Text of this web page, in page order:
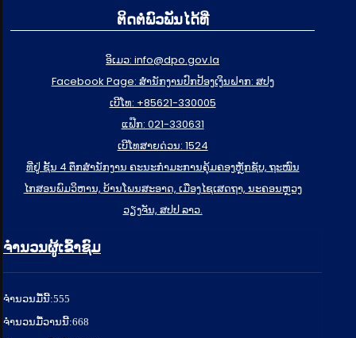
ຕິດຕໍ່ພົວພັນໄດ້ທີ່
ອິເມວ: info@dpo.gov.la
Facebook Page: ສໍານັກງານປົກປ້ອງເງິນຝາກ: ສປງ
ເບີໂທ: +85621-330005
ແຟ໊ກ: 021-330631
ເບີໂທສາຍດ່ວນ: 1524
ທີ່ຢູ່ ຊັ້ນ 4 ຕຶກສຳນັກງານ ຄະນະກຳມະການຄຸ້ມຄອງຫຼັກຊັບ, ຖະໜົນ
ໄກສອນພົມວິຫານ, ບ້ານໂພນສະອາດ, ເມືອງໄຊເສດຖາ, ນະຄອນຫຼວງ
ວຽງຈັນ, ສປປ ລາວ.
ຈຳນວນຜູ້ເຂົ້າຊົມ
ຈໍານວນມື້ນີ້:555
ຈໍານວນມື້ວານນີ້:668